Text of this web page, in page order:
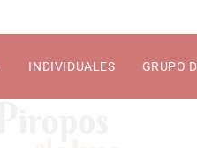
INDIVIDUALES GRUPO